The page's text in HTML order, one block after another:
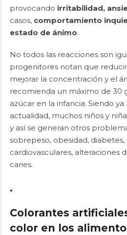
provocando irritabilidad,
casos, comportamiento
estado de ánimo.
No todos las reacciones son
progenitores notan que
mejorar la concentración y el
recomienda un máximo de 30
azúcar en la infancia. Siendo
actualidad, muchos niños y
y así se generan otros
sobrepeso, obesidad, diabetes,
cardiovasculares, alteraciones
caries.
.
Colorantes
color en los